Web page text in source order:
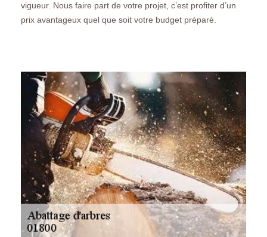
vigueur. Nous faire part de votre projet, c’est profiter d’un
prix avantageux quel que soit votre budget préparé.